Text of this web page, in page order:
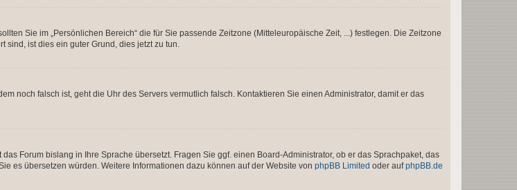
Sie im „Persönlichen Bereich“ die für Sie passende Zeitzone (Mitteleuropäische Zeit, ...) festlegen. Die Zeitzone
ist dies ein guter Grund, dies jetzt zu tun.
noch falsch ist, geht die Uhr des Servers vermutlich falsch. Kontaktieren Sie einen Administrator, damit er das
Forum bislang in Ihre Sprache übersetzt. Fragen Sie ggf. einen Board-Administrator, ob er das Sprachpaket, das
es übersetzen würden. Weitere Informationen dazu können auf der Website von phpBB Limited oder aufphpBB.de